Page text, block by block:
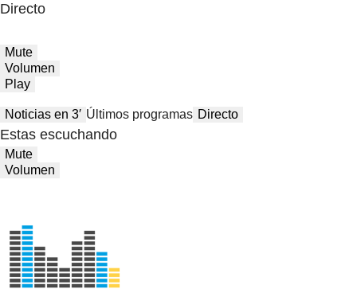
Directo
Mute
Volumen
Play
Noticias en 3′ Últimos programas Directo
Estas escuchando
Mute
Volumen